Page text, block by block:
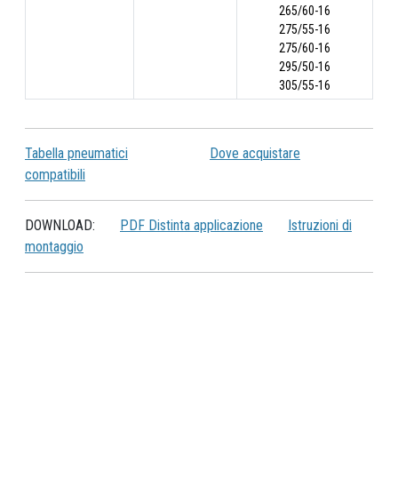
265/60-16
275/55-16
275/60-16
295/50-16
305/55-16
Tabella pneumatici
compatibili
Dove acquistare
DOWNLOAD: PDF Distinta applicazione
Istruzioni di
montaggio